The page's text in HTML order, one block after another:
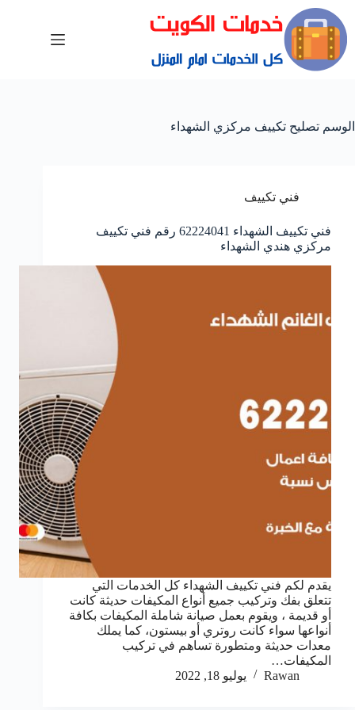
الوسم تصليح تكييف مركزي الشهداء
فني تكييف
فني تكييف الشهداء 62224041 رقم فني تكييف
مركزي هندي الشهداء
يقدم لكم فني تكييف الشهداء كل الخدمات التي
تتعلق بفك وتركيب جميع أنواع المكيفات حديثة كانت
أو قديمة ، ويقوم بعمل صيانة شاملة المكيفات بكافة
أنواعها سواء كانت روتري أو بيستون، كما يملك
معدات حديثة ومتطورة تساهم في تركيب
المكيفات…
Rawan
يوليو 18, 2022